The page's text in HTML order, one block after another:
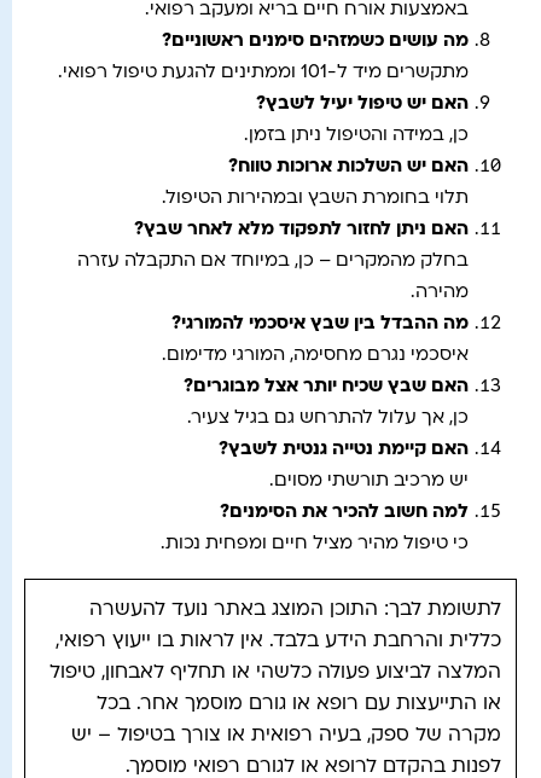
באמצעות אורח חיים בריא ומעקב רפואי.
מה עושים כשמזהים סימנים ראשוניים?
מתקשרים מיד ל-101 וממתינים להגעת טיפול רפואי.
האם יש טיפול יעיל לשבץ?
כן, במידה והטיפול ניתן בזמן.
האם יש השלכות ארוכות טווח?
תלוי בחומרת השבץ ובמהירות הטיפול.
האם ניתן לחזור לתפקוד מלא לאחר שבץ?
בחלק מהמקרים – כן, במיוחד אם התקבלה עזרה
מהירה.
מה ההבדל בין שבץ איסכמי להמורגי?
איסכמי נגרם מחסימה, המורגי מדימום.
האם שבץ שכיח יותר אצל מבוגרים?
כן, אך עלול להתרחש גם בגיל צעיר.
האם קיימת נטייה גנטית לשבץ?
יש מרכיב תורשתי מסוים.
למה חשוב להכיר את הסימנים?
כי טיפול מהיר מציל חיים ומפחית נכות.
לתשומת לבך: התוכן המוצג באתר נועד להעשרה
כללית והרחבת הידע בלבד. אין לראות בו ייעוץ רפואי,
המלצה לביצוע פעולה כלשהי או תחליף לאבחון, טיפול
או התייעצות עם רופא או גורם מוסמך אחר. בכל
מקרה של ספק, בעיה רפואית או צורך בטיפול – יש
לפנות בהקדם לרופא או לגורם רפואי מוסמך.